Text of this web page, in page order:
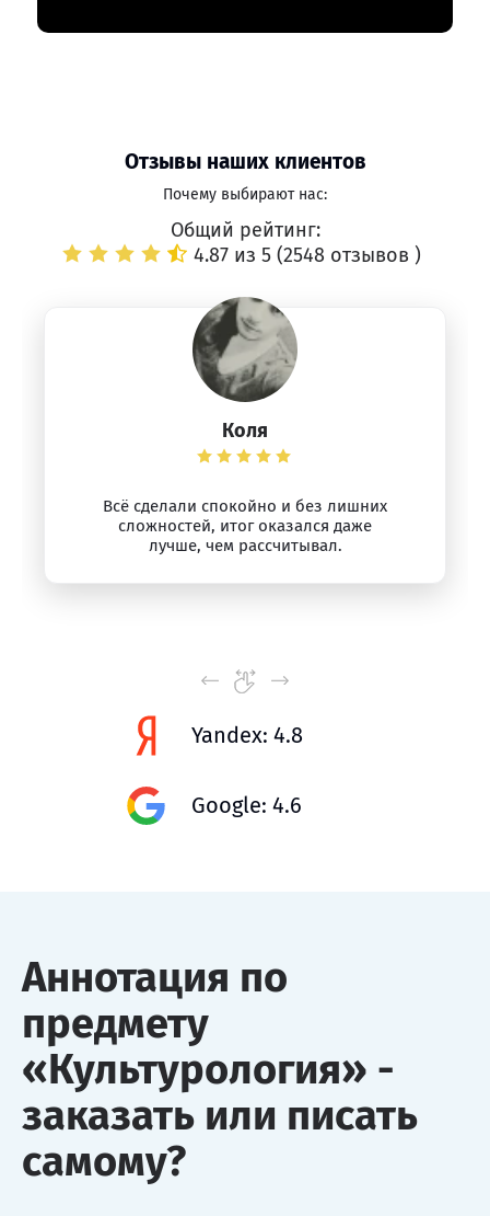
Отзывы наших клиентов
Почему выбирают нас:
Общий рейтинг:
4.87 из 5 (2548 отзывов )
Коля
Всё сделали спокойно и без лишних
сложностей, итог оказался даже
лучше, чем рассчитывал.
Yandex: 4.8
Google: 4.6
Аннотация по
предмету
«Культурология» -
заказать или писать
самому?